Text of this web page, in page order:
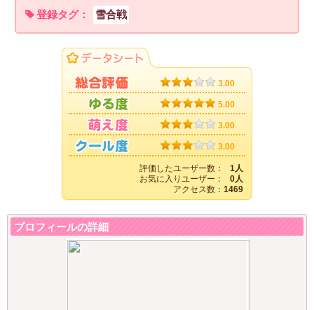
登録タグ：
雪合戦
3.00
5.00
3.00
3.00
評価したユーザー数：
1人
お気に入りユーザー：
0人
アクセス数： 1469
プロフィールの詳細